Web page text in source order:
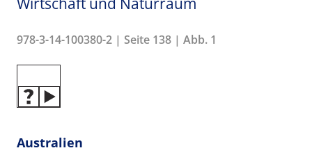
978-3-14-100380-2 | Seite 138 | Abb. 1
Australien